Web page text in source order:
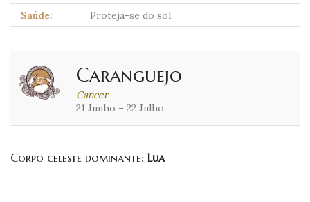
Saúde:
Proteja-se do sol.
Caranguejo
Cancer
21 Junho – 22 Julho
Corpo celeste dominante: Lua